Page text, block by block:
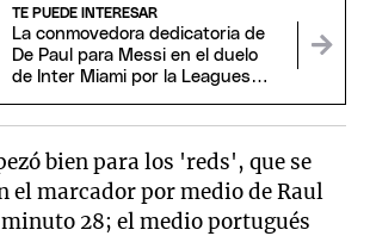
TE PUEDE INTERESAR
La conmovedora dedicatoria de
De Paul para Messi en el duelo
de Inter Miami por la Leagues
bien para los 'reds', que se
el marcador por medio de Raul
28; el medio portugués